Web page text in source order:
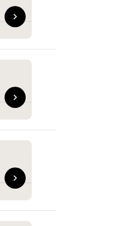
chevron_right
chevron_right
chevron_right